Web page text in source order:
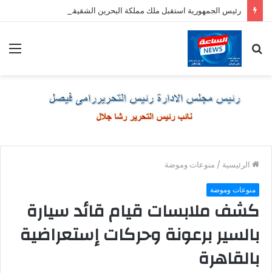
رئيس الجمهورية استقبل ملك مملكة البحرين الشقيقة
عن
الرئيسية / منوعات وموضة
منوعات وموضة
كشف ملابسات قيام قائد سيارة
بالسير برعونة وحركات إستعراضية
بالقاهرة